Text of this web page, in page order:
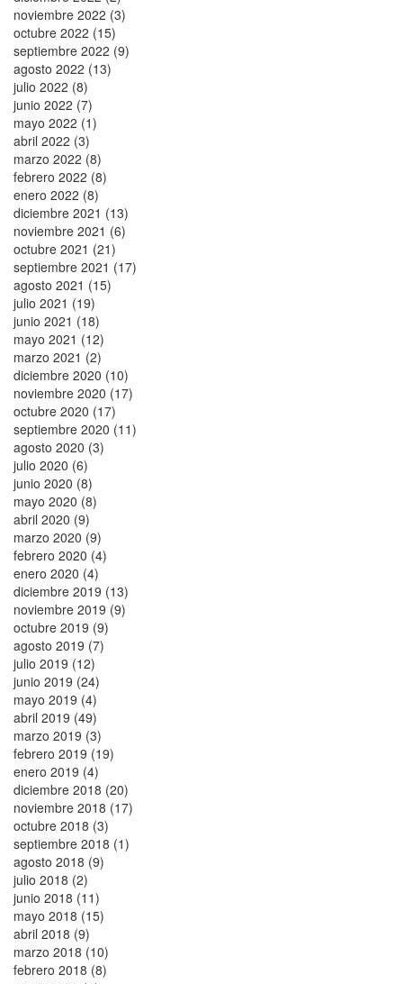
noviembre 2022 (3)
octubre 2022 (15)
septiembre 2022 (9)
agosto 2022 (13)
julio 2022 (8)
junio 2022 (7)
mayo 2022 (1)
abril 2022 (3)
marzo 2022 (8)
febrero 2022 (8)
enero 2022 (8)
diciembre 2021 (13)
noviembre 2021 (6)
octubre 2021 (21)
septiembre 2021 (17)
agosto 2021 (15)
julio 2021 (19)
junio 2021 (18)
mayo 2021 (12)
marzo 2021 (2)
diciembre 2020 (10)
noviembre 2020 (17)
octubre 2020 (17)
septiembre 2020 (11)
agosto 2020 (3)
julio 2020 (6)
junio 2020 (8)
mayo 2020 (8)
abril 2020 (9)
marzo 2020 (9)
febrero 2020 (4)
enero 2020 (4)
diciembre 2019 (13)
noviembre 2019 (9)
octubre 2019 (9)
agosto 2019 (7)
julio 2019 (12)
junio 2019 (24)
mayo 2019 (4)
abril 2019 (49)
marzo 2019 (3)
febrero 2019 (19)
enero 2019 (4)
diciembre 2018 (20)
noviembre 2018 (17)
octubre 2018 (3)
septiembre 2018 (1)
agosto 2018 (9)
julio 2018 (2)
junio 2018 (11)
mayo 2018 (15)
abril 2018 (9)
marzo 2018 (10)
febrero 2018 (8)